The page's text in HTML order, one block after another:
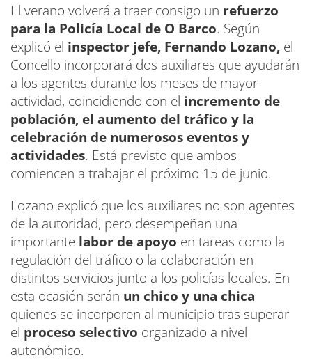
El verano volverá a traer consigo un refuerzo
para la Policía Local de O Barco. Según
explicó el inspector jefe, Fernando Lozano, el
Concello incorporará dos auxiliares que ayudarán
a los agentes durante los meses de mayor
actividad, coincidiendo con el incremento de
población, el aumento del tráfico y la
celebración de numerosos eventos y
actividades. Está previsto que ambos
comiencen a trabajar el próximo 15 de junio.
Lozano explicó que los auxiliares no son agentes
de la autoridad, pero desempeñan una
importante labor de apoyo en tareas como la
regulación del tráfico o la colaboración en
distintos servicios junto a los policías locales. En
esta ocasión serán un chico y una chica
quienes se incorporen al municipio tras superar
el proceso selectivo organizado a nivel
autonómico.